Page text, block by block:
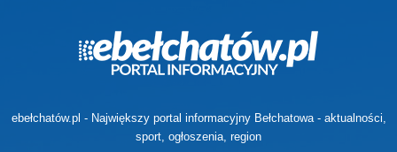
ebełchatów.pl - Największy portal informacyjny Bełchatowa - aktualności,
sport, ogłoszenia, region